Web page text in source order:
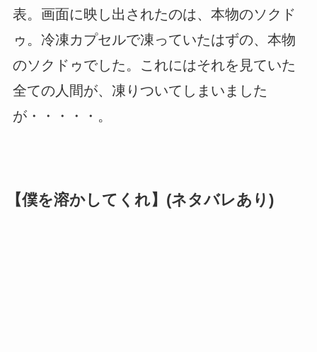
表。画面に映し出されたのは、本物のソクド
ゥ。冷凍カプセルで凍っていたはずの、本物
のソクドゥでした。これにはそれを見ていた
全ての人間が、凍りついてしまいました
が・・・・・。
【僕を溶かしてくれ】(ネタバレあり)